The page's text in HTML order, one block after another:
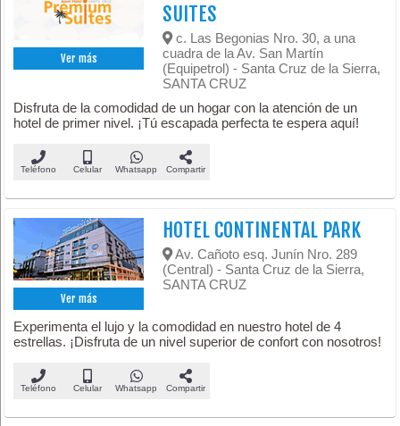
Ver más
SUITES
c. Las Begonias Nro. 30, a una
cuadra de la Av. San Martín
(Equipetrol) - Santa Cruz de la Sierra,
SANTA CRUZ
Disfruta de la comodidad de un hogar con la atención de un
hotel de primer nivel. ¡Tú escapada perfecta te espera aquí!
Teléfono Celular Whatsapp Compartir
Ver más
HOTEL CONTINENTAL PARK
Av. Cañoto esq. Junín Nro. 289
(Central) - Santa Cruz de la Sierra,
SANTA CRUZ
Experimenta el lujo y la comodidad en nuestro hotel de 4
estrellas. ¡Disfruta de un nivel superior de confort con nosotros!
Teléfono Celular Whatsapp Compartir